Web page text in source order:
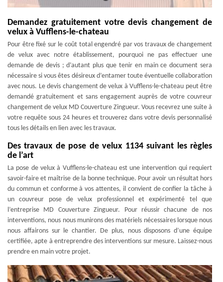
Demandez gratuitement votre devis changement de
velux à Vufflens-le-chateau
Pour être fixé sur le coût total engendré par vos travaux de changement
de velux avec notre établissement, pourquoi ne pas effectuer une
demande de devis ; d’autant plus que tenir en main ce document sera
nécessaire si vous êtes désireux d’entamer toute éventuelle collaboration
avec nous. Le devis changement de velux à Vufflens-le-chateau peut être
demandé gratuitement et sans engagement auprès de votre couvreur
changement de velux MD Couverture Zingueur. Vous recevrez une suite à
votre requête sous 24 heures et trouverez dans votre devis personnalisé
tous les détails en lien avec les travaux.
Des travaux de pose de velux 1134 suivant les règles
de l’art
La pose de velux à Vufflens-le-chateau est une intervention qui requiert
savoir-faire et maîtrise de la bonne technique. Pour avoir un résultat hors
du commun et conforme à vos attentes, il convient de confier la tâche à
un couvreur pose de velux professionnel et expérimenté tel que
l’entreprise MD Couverture Zingueur. Pour réussir chacune de nos
interventions, nous nous munirons des matériels nécessaires lorsque nous
nous affairons sur le chantier. De plus, nous disposons d’une équipe
certifiée, apte à entreprendre des interventions sur mesure. Laissez-nous
prendre en main votre projet.